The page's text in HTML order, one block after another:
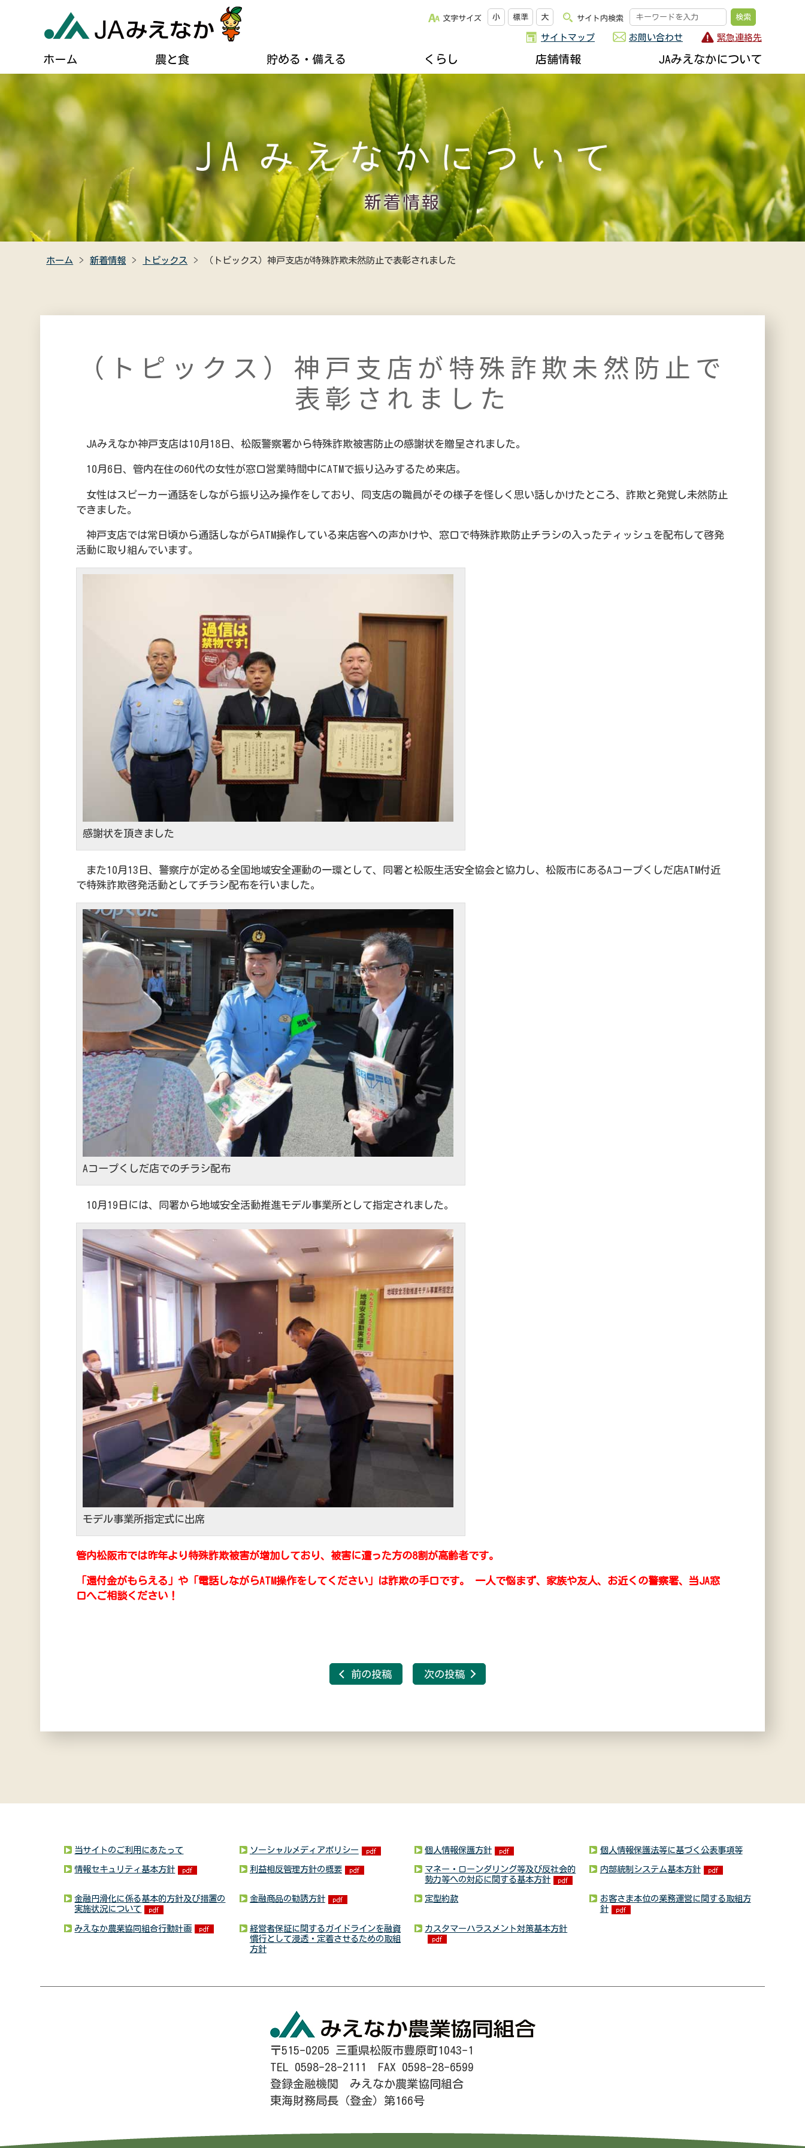
文字サイズ 小 標準 大 サイト内検索
サイトマップ お問い合わせ 緊急連絡先
ホーム
農と食
肥料・農薬などの購入
農業機械の購入・修理
農産物直売所のご案内
JAみえなかの特産品
松阪牛のご紹介
おすすめレシピ
楽しく家庭菜園
地域を支える生産者
郷土資料館のご案内
貯める・備える
貯める・借りる（JAバンク） ひと・いえ・くるまの保障（JA共済）
くらし
住宅設備のご相談
燃油配送のご案内
女性組織連絡協議会のご紹介
助け合い組織について
高齢者福祉サービス
キッチンスタジオみちゅらる
年金友の会のご案内
不動産・相続に関すること
各種相談会
移動購買車「幸多ろう号」
店舗情報
JAみえなかについて
組合長あいさつ
事業計画
キャラクター紹介
クイズ＆プレゼント
採用情報
組合員になりませんか
関連リンク集
新着情報
ホーム 新着情報 トピックス （トピックス）神戸支店が特殊詐欺未然防止で表彰されました
（トピックス）神戸支店が特殊詐欺未然防止で
表彰されました
JAみえなか神戸支店は10月18日、松阪警察署から特殊詐欺被害防止の感謝状を贈呈されました。
10月6日、管内在住の60代の女性が窓口営業時間中にATMで振り込みするため来店。
女性はスピーカー通話をしながら振り込み操作をしており、同支店の職員がその様子を怪しく思い話しかけたところ、詐欺と発覚し未然防止
できました。
神戸支店では常日頃から通話しながらATM操作している来店客への声かけや、窓口で特殊詐欺防止チラシの入ったティッシュを配布して啓発
活動に取り組んでいます。
感謝状を頂きました
また10月13日、警察庁が定める全国地域安全運動の一環として、同署と松阪生活安全協会と協力し、松阪市にあるAコープくしだ店ATM付近
で特殊詐欺啓発活動としてチラシ配布を行いました。
Aコープくしだ店でのチラシ配布
10月19日には、同署から地域安全活動推進モデル事業所として指定されました。
モデル事業所指定式に出席
管内松阪市では昨年より特殊詐欺被害が増加しており、被害に遭った方の8割が高齢者です。
「還付金がもらえる」や「電話しながらATM操作をしてください」は詐欺の手口です。 一人で悩まず、家族や友人、お近くの警察署、当JA窓
口へご相談ください！
前の投稿 次の投稿
当サイトのご利用にあたって ソーシャルメディアポリシー 個人情報保護方針 個人情報保護法等に基づく公表事項等
情報セキュリティ基本方針 利益相反管理方針の概要
マネー・ローンダリング等及び反社会的
勢力等への対応に関する基本方針
内部統制システム基本方針
金融円滑化に係る基本的方針及び措置の
実施状況について
金融商品の勧誘方針 定型約款
お客さま本位の業務運営に関する取組方
針
みえなか農業協同組合行動計画
経営者保証に関するガイドラインを融資
慣行として浸透・定着させるための取組
方針
カスタマーハラスメント対策基本方針
〒515-0205 三重県松阪市豊原町1043-1
TEL 0598-28-2111 FAX 0598-28-6599
登録金融機関 みえなか農業協同組合
東海財務局長（登金）第166号